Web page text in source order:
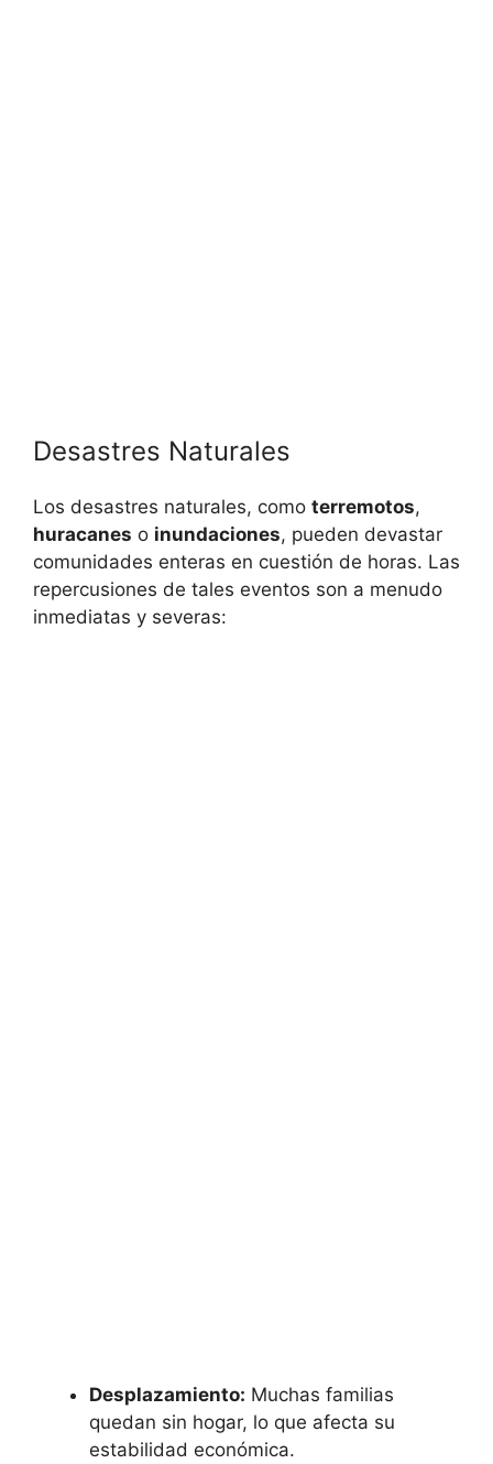
Desastres Naturales
Los desastres naturales, como terremotos,
huracanes o inundaciones, pueden devastar
comunidades enteras en cuestión de horas. Las
repercusiones de tales eventos son a menudo
inmediatas y severas:
Desplazamiento: Muchas familias
quedan sin hogar, lo que afecta su
estabilidad económica.